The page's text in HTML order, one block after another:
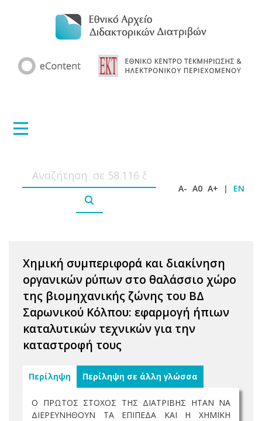
A- A0 A+ | EN
Χημική συμπεριφορά και διακίνηση
οργανικών ρύπων στο θαλάσσιο χώρο
της βιομηχανικής ζώνης του ΒΔ
Σαρωνικού Κόλπου: εφαρμογή ήπιων
καταλυτικών τεχνικών για την
καταστροφή τους
Περίληψη Περίληψη σε άλλη γλώσσα
Ο ΠΡΩΤΟΣ ΣΤΟΧΟΣ ΤΗΣ ΔΙΑΤΡΙΒΗΣ ΗΤΑΝ ΝΑ
ΔΙΕΡΕΥΝΗΘΟΥΝ ΤΑ ΕΠΙΠΕΔΑ ΚΑΙ Η ΧΗΜΙΚΗ